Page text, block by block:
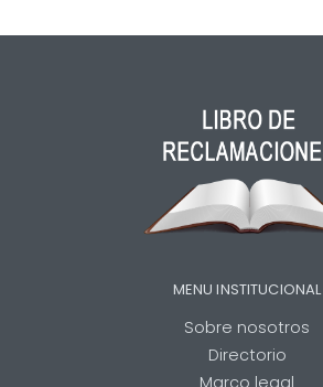
MENU INSTITUCIONAL
Sobre nosotros
Directorio